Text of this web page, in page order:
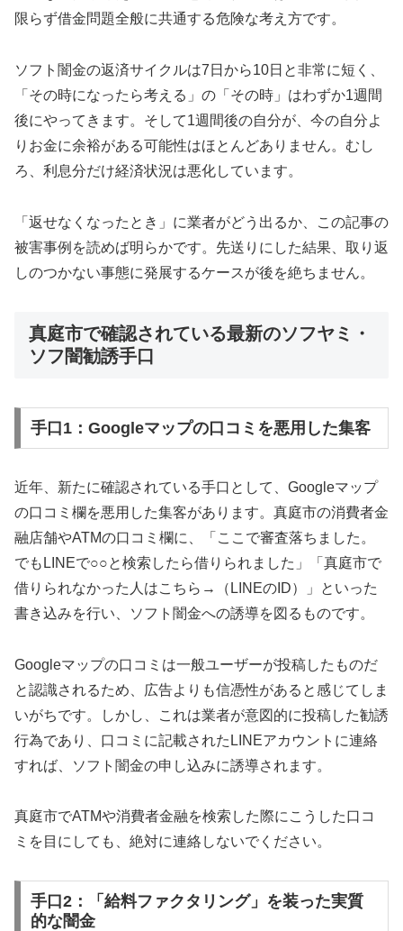
限らず借金問題全般に共通する危険な考え方です。
ソフト闇金の返済サイクルは7日から10日と非常に短く、
「その時になったら考える」の「その時」はわずか1週間
後にやってきます。そして1週間後の自分が、今の自分よ
りお金に余裕がある可能性はほとんどありません。むし
ろ、利息分だけ経済状況は悪化しています。
「返せなくなったとき」に業者がどう出るか、この記事の
被害事例を読めば明らかです。先送りにした結果、取り返
しのつかない事態に発展するケースが後を絶ちません。
真庭市で確認されている最新のソフヤミ・
ソフ闇勧誘手口
手口1：Googleマップの口コミを悪用した集客
近年、新たに確認されている手口として、Googleマップ
の口コミ欄を悪用した集客があります。真庭市の消費者金
融店舗やATMの口コミ欄に、「ここで審査落ちました。
でもLINEで○○と検索したら借りられました」「真庭市で
借りられなかった人はこちら→（LINEのID）」といった
書き込みを行い、ソフト闇金への誘導を図るものです。
Googleマップの口コミは一般ユーザーが投稿したものだ
と認識されるため、広告よりも信憑性があると感じてしま
いがちです。しかし、これは業者が意図的に投稿した勧誘
行為であり、口コミに記載されたLINEアカウントに連絡
すれば、ソフト闇金の申し込みに誘導されます。
真庭市でATMや消費者金融を検索した際にこうした口コ
ミを目にしても、絶対に連絡しないでください。
手口2：「給料ファクタリング」を装った実質
的な闇金